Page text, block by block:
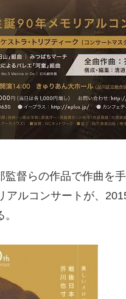
監督らの作品で作曲を
アルコンサートが、